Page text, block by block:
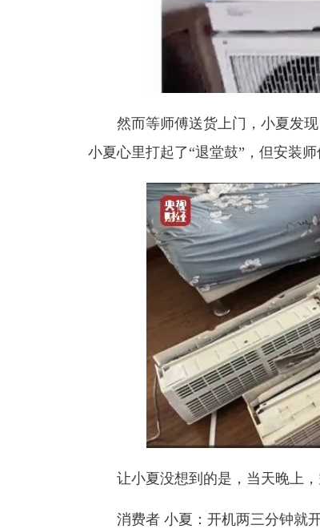
然而等师傅送货上门，小夏发
小夏心里打起了“退堂鼓”，但安装
让小夏没想到的是，当天晚上，
消费者 小夏： 开机两三分钟就